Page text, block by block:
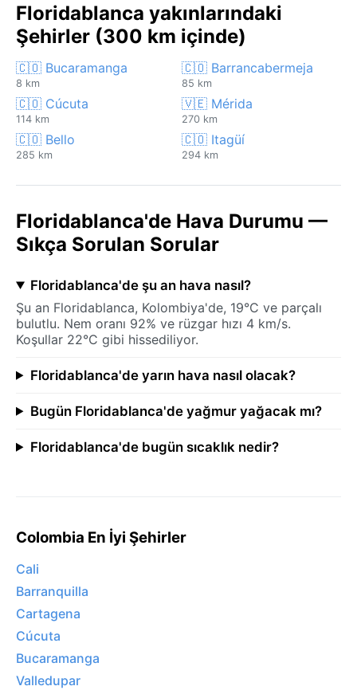
Floridablanca yakınlarındaki
Şehirler (300 km içinde)
🇨🇴 Bucaramanga
8 km
🇨🇴 Barrancabermeja
85 km
🇨🇴 Cúcuta
114 km
🇻🇪 Mérida
270 km
🇨🇴 Bello
285 km
🇨🇴 Itagüí
294 km
Floridablanca'de Hava Durumu —
Sıkça Sorulan Sorular
Floridablanca'de şu an hava nasıl?
Şu an Floridablanca, Kolombiya'de, 19°C ve parçalı
bulutlu. Nem oranı 92% ve rüzgar hızı 4 km/s.
Koşullar 22°C gibi hissediliyor.
Floridablanca'de yarın hava nasıl olacak?
Bugün Floridablanca'de yağmur yağacak mı?
Floridablanca'de bugün sıcaklık nedir?
Colombia En İyi Şehirler
Cali
Barranquilla
Cartagena
Cúcuta
Bucaramanga
Valledupar